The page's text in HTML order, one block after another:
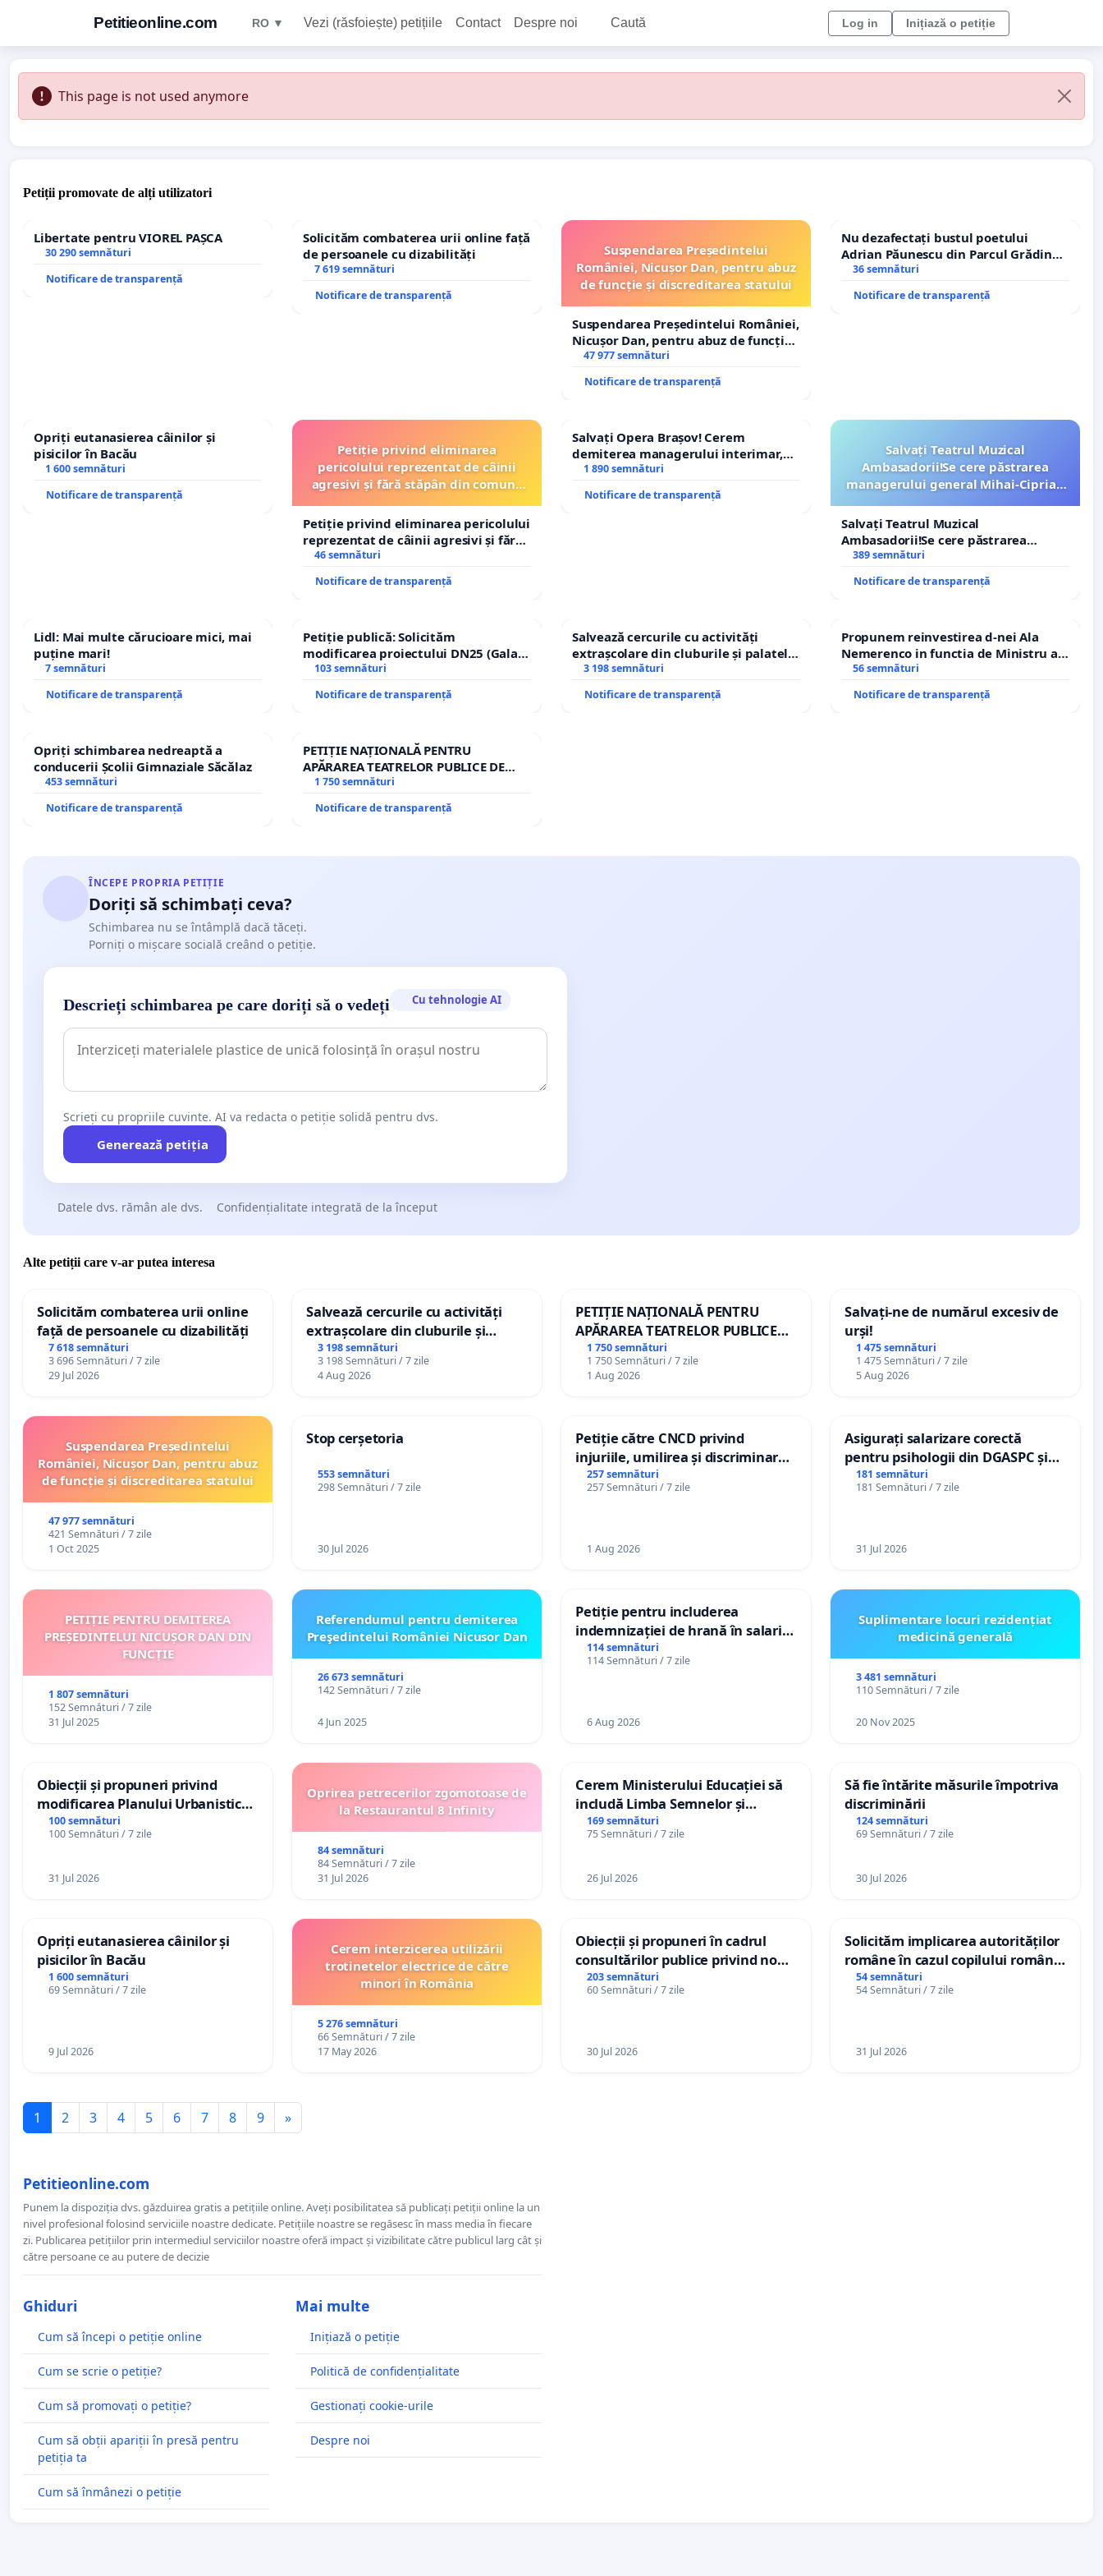
Petitieonline.com RO ▼ Vezi (răsfoiește) petițiile Contact Despre noi Caută Log in Inițiază o petiție
This page is not used anymore
Petiții promovate de alți utilizatori
Libertate pentru VIOREL PAȘCA
30 290 semnături
Notificare de transparență
Solicităm combaterea urii online față
de persoanele cu dizabilități
7 619 semnături
Notificare de transparență
Suspendarea Președintelui
României, Nicușor Dan, pentru abuz
de funcție și discreditarea statului
Suspendarea Președintelui României,
Nicușor Dan, pentru abuz de funcție
și discreditarea statului
47 977 semnături
Notificare de transparență
Nu dezafectați bustul poetului
Adrian Păunescu din Parcul Grădina
Icoanei! Stop cenzurii culturale!
36 semnături
Notificare de transparență
Opriți eutanasierea câinilor și
pisicilor în Bacău
1 600 semnături
Notificare de transparență
Petiție privind eliminarea
pericolului reprezentat de câinii
agresivi și fără stăpân din comuna
Petiție privind eliminarea pericolului
reprezentat de câinii agresivi și fără
stăpân din comuna Tunari
46 semnături
Notificare de transparență
Salvați Opera Brașov! Cerem
demiterea managerului interimar,
Petrean Lucian-Marius!
1 890 semnături
Notificare de transparență
Salvați Teatrul Muzical
Ambasadorii!Se cere păstrarea
managerului general Mihai-Ciprian
Salvați Teatrul Muzical
Ambasadorii!Se cere păstrarea
managerului general Mihai-Ciprian
ROGOJAN
389 semnături
Notificare de transparență
Lidl: Mai multe cărucioare mici, mai
puține mari!
7 semnături
Notificare de transparență
Petiție publică: Solicităm
modificarea proiectului DN25 (Galați
– Hanu Conachi) prin devierea
traseului în afara localităților!
103 semnături
Notificare de transparență
Salvează cercurile cu activități
extrașcolare din cluburile și palatele
copiilor
3 198 semnături
Notificare de transparență
Propunem reinvestirea d-nei Ala
Nemerenco in functia de Ministru al
Sanatatii
56 semnături
Notificare de transparență
Opriți schimbarea nedreaptă a
conducerii Școlii Gimnaziale Săcălaz
453 semnături
Notificare de transparență
PETIȚIE NAȚIONALĂ PENTRU
APĂRAREA TEATRELOR PUBLICE DE
REPERTORIU DIN ROMÂNIA
1 750 semnături
Notificare de transparență
ÎNCEPE PROPRIA PETIȚIE
Doriți să schimbați ceva?
Schimbarea nu se întâmplă dacă tăceți.
Porniți o mișcare socială creând o petiție.
Descrieți schimbarea pe care doriți să o vedeți Cu tehnologie AI
Scrieți cu propriile cuvinte. AI va redacta o petiție solidă pentru dvs.
Generează petiția
Datele dvs. rămân ale dvs. Confidențialitate integrată de la început
Alte petiții care v-ar putea interesa
Solicităm combaterea urii online
față de persoanele cu dizabilități
7 618 semnături
3 696 Semnături / 7 zile
29 Jul 2026
Salvează cercurile cu activități
extrașcolare din cluburile și
palatele copiilor
3 198 semnături
3 198 Semnături / 7 zile
4 Aug 2026
PETIȚIE NAȚIONALĂ PENTRU
APĂRAREA TEATRELOR PUBLICE
DE REPERTORIU DIN ROMÂNIA
1 750 semnături
1 750 Semnături / 7 zile
1 Aug 2026
Salvați-ne de numărul excesiv de
urși!
1 475 semnături
1 475 Semnături / 7 zile
5 Aug 2026
Suspendarea Președintelui
României, Nicușor Dan, pentru abuz
de funcție și discreditarea statului
47 977 semnături
421 Semnături / 7 zile
1 Oct 2025
Stop cerșetoria
553 semnături
298 Semnături / 7 zile
30 Jul 2026
Petiție către CNCD privind
injuriile, umilirea și discriminarea
persoanelor cu dizabilități de
către utilizatorul TikTok „Gorici”
257 semnături
257 Semnături / 7 zile
1 Aug 2026
Asigurați salarizare corectă
pentru psihologii din DGASPC și
spitale
181 semnături
181 Semnături / 7 zile
31 Jul 2026
PETIȚIE PENTRU DEMITEREA
PREȘEDINTELUI NICUȘOR DAN DIN
FUNCȚIE
1 807 semnături
152 Semnături / 7 zile
31 Jul 2025
Referendumul pentru demiterea
Preşedintelui României Nicusor Dan
26 673 semnături
142 Semnături / 7 zile
4 Jun 2025
Petiție pentru includerea
indemnizației de hrană în salariul
de bază și protejarea gradațiilor
de vechime pentru asistenții
114 semnături
114 Semnături / 7 zile
6 Aug 2026
Suplimentare locuri rezidențiat
medicină generală
3 481 semnături
110 Semnături / 7 zile
20 Nov 2025
Obiecții și propuneri privind
modificarea Planului Urbanistic
General al orașului Ialoveni
100 semnături
100 Semnături / 7 zile
31 Jul 2026
Oprirea petrecerilor zgomotoase de
la Restaurantul 8 Infinity
84 semnături
84 Semnături / 7 zile
31 Jul 2026
Cerem Ministerului Educației să
includă Limba Semnelor și
alfabetul Braille în școlile din
Republica Moldova!
169 semnături
75 Semnături / 7 zile
26 Jul 2026
Să fie întărite măsurile împotriva
discriminării
124 semnături
69 Semnături / 7 zile
30 Jul 2026
Opriți eutanasierea câinilor și
pisicilor în Bacău
1 600 semnături
69 Semnături / 7 zile
9 Jul 2026
Cerem interzicerea utilizării
trotinetelor electrice de către
minori în România
5 276 semnături
66 Semnături / 7 zile
17 May 2026
Obiecții și propuneri în cadrul
consultărilor publice privind noul
Plan Urbanistic General (PUG)
Ialoveni
203 semnături
60 Semnături / 7 zile
30 Jul 2026
Solicităm implicarea autorităților
române în cazul copilului român
Wiliam Kristian Gheorghe, aflat în
plasament în Danemarca de 12
54 semnături
54 Semnături / 7 zile
31 Jul 2026
1 2 3 4 5 6 7 8 9 »
Petitieonline.com
Punem la dispoziția dvs. găzduirea gratis a petițiile online. Aveți posibilitatea să publicați petiții online la un
nivel profesional folosind serviciile noastre dedicate. Petițiile noastre se regăsesc în mass media în fiecare
zi. Publicarea petițiilor prin intermediul serviciilor noastre oferă impact și vizibilitate către publicul larg cât și
către persoane ce au putere de decizie
Ghiduri
Cum să începi o petiție online
Cum se scrie o petiție?
Cum să promovați o petiție?
Cum să obții apariții în presă pentru
petiția ta
Cum să înmânezi o petiție
Mai multe
Inițiază o petiție
Politică de confidențialitate
Gestionați cookie-urile
Despre noi